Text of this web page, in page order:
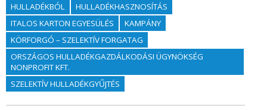
HULLADÉKBÓL
HULLADÉKHASZNOSÍTÁS
ITALOS KARTON EGYESÜLÉS
KAMPÁNY
KÖRFORGÓ – SZELEKTÍV FORGATAG
ORSZÁGOS HULLADÉKGAZDÁLKODÁSI ÜGYNÖKSÉG
NONPROFIT KFT.
SZELEKTÍV HULLADÉKGYŰJTÉS